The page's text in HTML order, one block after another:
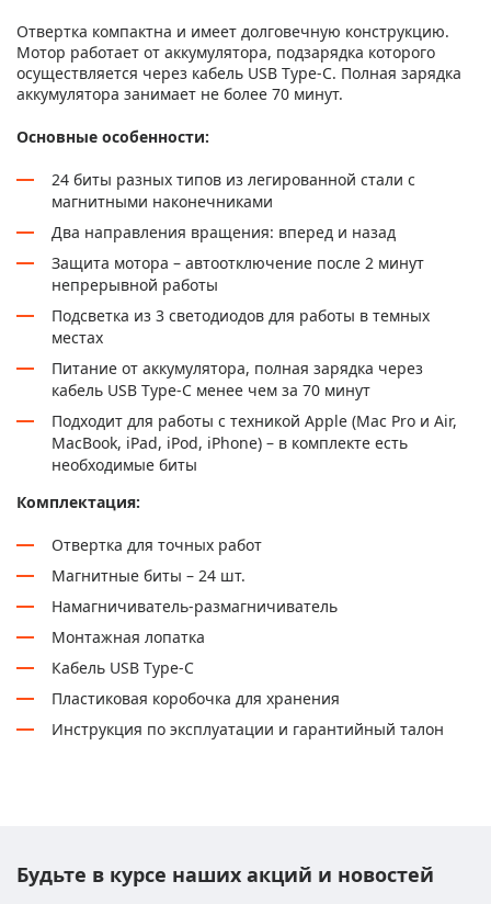
Отвертка компактна и имеет долговечную конструкцию.
Мотор работает от аккумулятора, подзарядка которого
осуществляется через кабель USB Type-C. Полная зарядка
аккумулятора занимает не более 70 минут.
Основные особенности:
24 биты разных типов из легированной стали с
магнитными наконечниками
Два направления вращения: вперед и назад
Защита мотора – автоотключение после 2 минут
непрерывной работы
Подсветка из 3 светодиодов для работы в темных
местах
Питание от аккумулятора, полная зарядка через
кабель USB Type-C менее чем за 70 минут
Подходит для работы с техникой Apple (Mac Pro и Air,
MacBook, iPad, iPod, iPhone) – в комплекте есть
необходимые биты
Комплектация:
Отвертка для точных работ
Магнитные биты – 24 шт.
Намагничиватель-размагничиватель
Монтажная лопатка
Кабель USB Type-C
Пластиковая коробочка для хранения
Инструкция по эксплуатации и гарантийный талон
Будьте в курсе наших акций и новостей